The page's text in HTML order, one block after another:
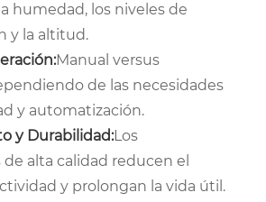
humedad, los niveles de
y la altitud.
Manual versus
de las necesidades
y automatización.
y Durabilidad:Los
alta calidad reducen el
y prolongan la vida útil.